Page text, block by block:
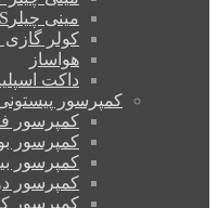
مینی چیلرCS بوران
کولر
هواساز
داکت
کمپرسور
کمپرسور
کمپرسور
کمپرسور
کمپرسور
کمپرسور